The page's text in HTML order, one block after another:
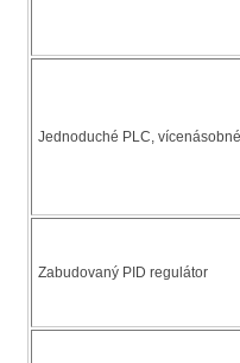
Jednoduché PLC,
Zabudovaný PID regulátor